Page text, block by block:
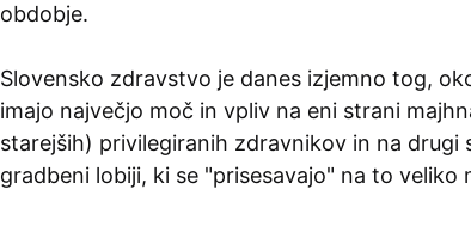
obdobje.
Slovensko zdravstvo je danes izjemno tog,
imajo največjo moč in vpliv na eni strani
starejših) privilegiranih zdravnikov in na drugi
gradbeni lobiji, ki se "prisesavajo" na to veliko